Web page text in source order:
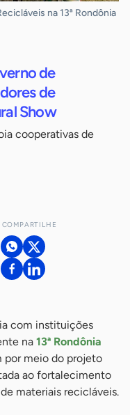
na 13ª Rondônia
de
de
Show
cooperativas de
COMPARTILHE
com instituições
na 13ª Rondônia
por meio do projeto
ao fortalecimento
materiais recicláveis.